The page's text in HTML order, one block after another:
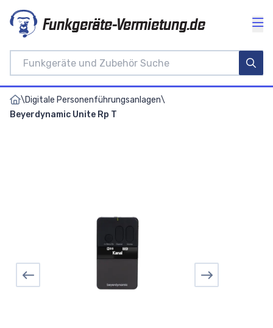
Funkgeräte-Vermietung.de
\Digitale Personenführungsanlagen\
Beyerdynamic Unite Rp T